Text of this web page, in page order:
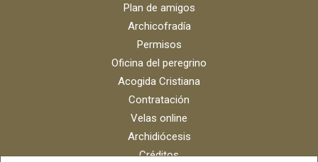
Plan de amigos
Archicofradía
Permisos
Oficina del peregrino
Acogida Cristiana
Contratación
Velas online
Archidiócesis
Créditos